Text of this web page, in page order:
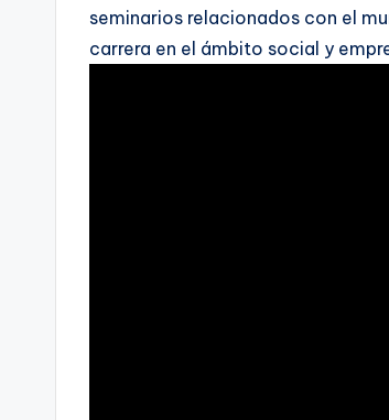
seminarios relacionados con el
carrera en el ámbito social y